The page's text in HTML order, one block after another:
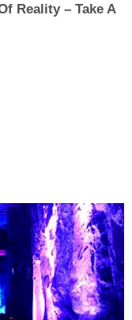
Reality – Take A